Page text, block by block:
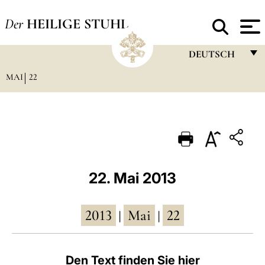
Der HEILIGE STUHL
DEUTSCH
PORTUGUÊS
中文
MAI 22
22. Mai 2013
2013 Mai 22
Den Text finden Sie hier